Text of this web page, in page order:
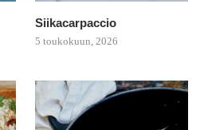
Siikacarpaccio
5 toukokuun, 2026